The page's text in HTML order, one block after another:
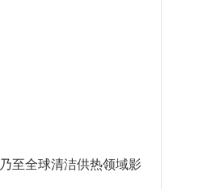
至全球清洁供热领域影